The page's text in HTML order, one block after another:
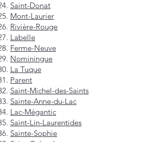
Saint-Donat
Mont-Laurier
Rivière-Rouge
Labelle
Ferme-Neuve
Nominingue
La Tuque
Parent
Saint-Michel-des-Saints
Sainte-Anne-du-Lac
Lac-Mégantic
Saint-Lin-Laurentides
Sainte-Sophie